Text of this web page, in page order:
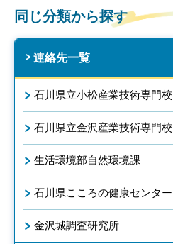
同じ分類から探す
連絡先一覧
石川県立小松産業技術専門校
石川県立金沢産業技術専門校
生活環境部自然環境課
石川県こころの健康センター
金沢城調査研究所